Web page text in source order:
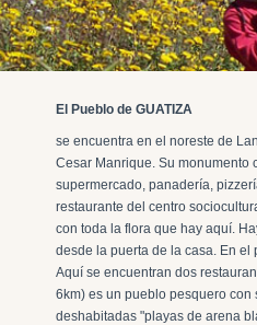
El Pueblo de GUATIZA
se encuentra en el noreste de
Cesar Manrique. Su monumento
supermercado, panadería,
restaurante del centro
con toda la flora que hay aquí.
desde la puerta de la casa. En
Aquí se encuentran dos
6km) es un pueblo pesquero
deshabitadas "playas de arena